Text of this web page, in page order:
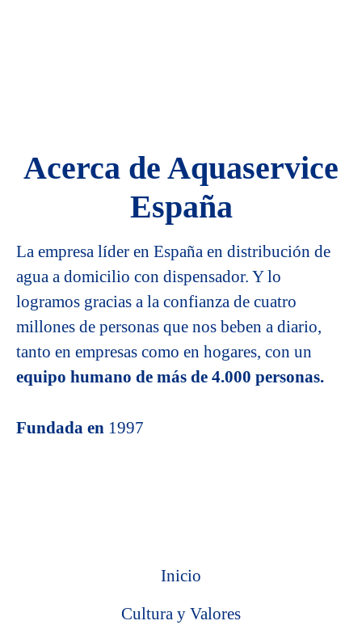
Acerca de Aquaservice
España
La empresa líder en España en distribución de
agua a domicilio con dispensador. Y lo
logramos gracias a la confianza de cuatro
millones de personas que nos beben a diario,
tanto en empresas como en hogares, con un
equipo humano de más de 4.000 personas.
Fundada en 1997
Inicio
Cultura y Valores